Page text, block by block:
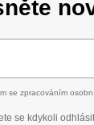
se zpracováním
se kdykoli